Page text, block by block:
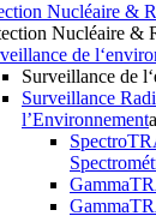
Nucléaire &
Nucléaire &
de
Surveillance de
Surveillance
l’Environnement